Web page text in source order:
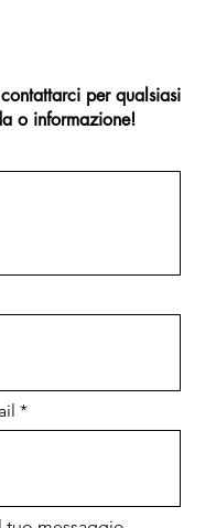
per qualsiasi
o informazione!